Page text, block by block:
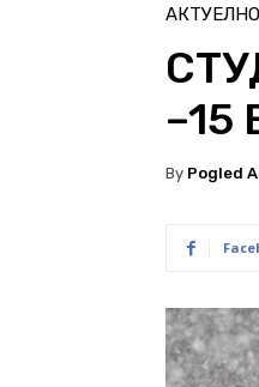
АКТУЕЛНО
By Pogled